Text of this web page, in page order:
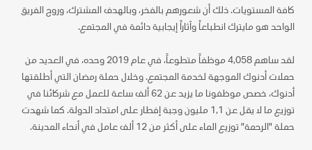
كافة المستويات. ذلك أن شعورهم بالفخر، وبالهدف المشترك، وروح الفريق
الواحد هو مايترك انطباعاً وآثاراً إيجابية دائمة في المجتمع.
لقد ساهم 4,058 موظفاً متطوعاً، في عام 2019 وحده، في العديد من
حملات أدنوك الموجهة لخدمة المجتمع. وخلال حملة رمضان التي أطلقتها
أدنوك، خصص موظفونا ما يزيد عن 62 ألف ساعة للعمل مع شركائنا في
توزيع ما لا يقل عن 1,1 مليون وجبة إفطار على امتداد الدولة. كما شهدت
حملة "الرحمة" توزيع الماء على أكثر من 12 ألف عامل في أنحاء المدينة.